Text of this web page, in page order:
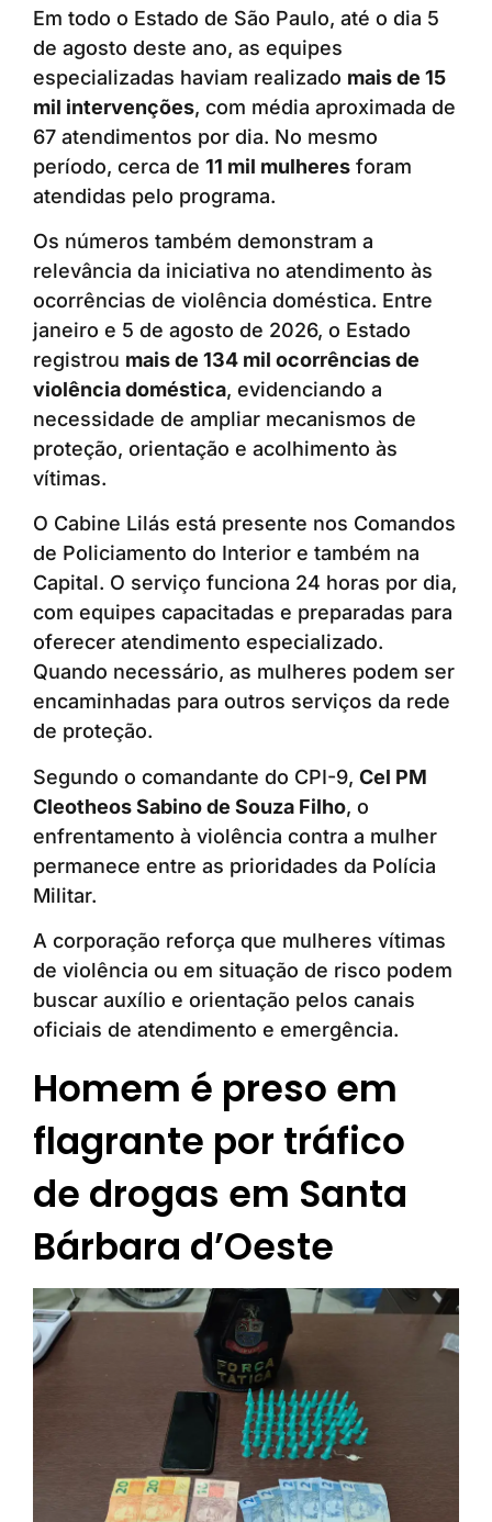
Em todo o Estado de São Paulo, até o dia 5
de agosto deste ano, as equipes
especializadas haviam realizado mais de 15
mil intervenções, com média aproximada de
67 atendimentos por dia. No mesmo
período, cerca de 11 mil mulheres foram
atendidas pelo programa.
Os números também demonstram a
relevância da iniciativa no atendimento às
ocorrências de violência doméstica. Entre
janeiro e 5 de agosto de 2026, o Estado
registrou mais de 134 mil ocorrências de
violência doméstica, evidenciando a
necessidade de ampliar mecanismos de
proteção, orientação e acolhimento às
vítimas.
O Cabine Lilás está presente nos Comandos
de Policiamento do Interior e também na
Capital. O serviço funciona 24 horas por dia,
com equipes capacitadas e preparadas para
oferecer atendimento especializado.
Quando necessário, as mulheres podem ser
encaminhadas para outros serviços da rede
de proteção.
Segundo o comandante do CPI-9, Cel PM
Cleotheos Sabino de Souza Filho, o
enfrentamento à violência contra a mulher
permanece entre as prioridades da Polícia
Militar.
A corporação reforça que mulheres vítimas
de violência ou em situação de risco podem
buscar auxílio e orientação pelos canais
oficiais de atendimento e emergência.
Homem é preso em
flagrante por tráfico
de drogas em Santa
Bárbara d’Oeste